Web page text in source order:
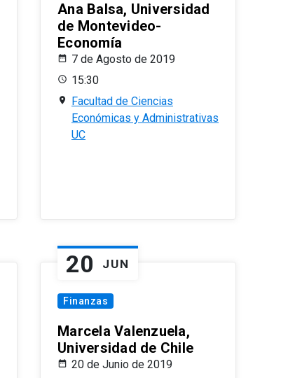
Ana Balsa, Universidad
de Montevideo-
Economía
7 de Agosto de 2019
15:30
Facultad de Ciencias
Económicas y Administrativas
UC
20 JUN
Finanzas
Marcela Valenzuela,
Universidad de Chile
20 de Junio de 2019